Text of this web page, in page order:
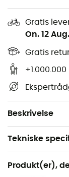
Gratis
On. 12 Aug.
Gratis
Beskrivelse
patron
Lille
Bruges
Coleman,
Vægt: 400 g
Tekniske
Anbefales til
Vandreture /
Produkt(er),